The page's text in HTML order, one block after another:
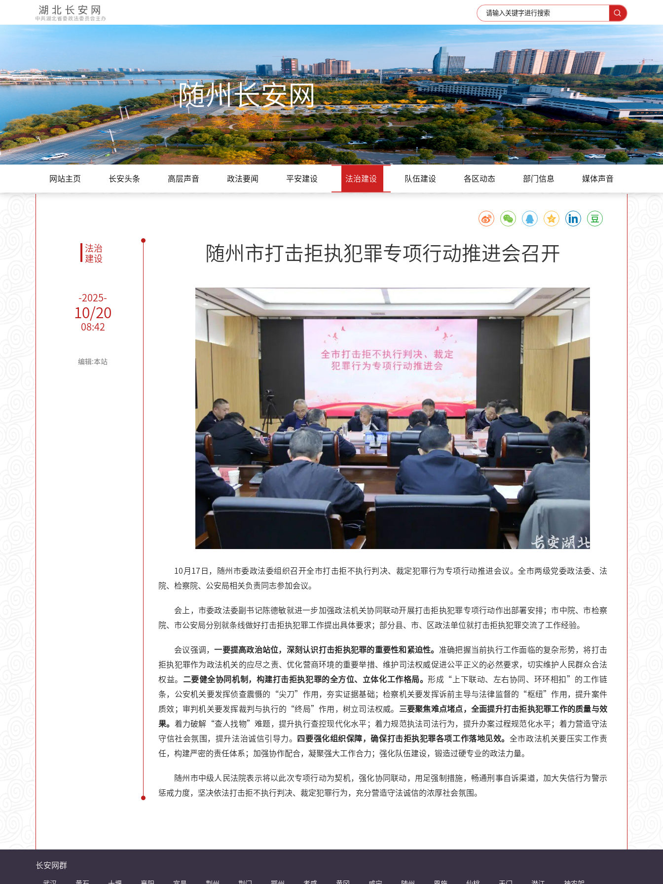
随州长安网
网站主页 长安头条 高层声音 政法要闻 平安建设 法治建设 队伍建设 各区动态 部门信息 媒体声音
法治
建设
-2025-
10/20
08:42
编辑:本站
随州市打击拒执犯罪专项行动推进会召开
10月17日，随州市委政法委组织召开全市打击拒不执行判决、裁定犯罪行为专项行动推进会议。全市两级党委政法委、法
院、检察院、公安局相关负责同志参加会议。
会上，市委政法委副书记陈德敏就进一步加强政法机关协同联动开展打击拒执犯罪专项行动作出部署安排；市中院、市检察
院、市公安局分别就条线做好打击拒执犯罪工作提出具体要求；部分县、市、区政法单位就打击拒执犯罪交流了工作经验。
会议强调，一要提高政治站位，深刻认识打击拒执犯罪的重要性和紧迫性。 准确把握当前执行工作面临的复杂形势，将打击
拒执犯罪作为政法机关的应尽之责、优化营商环境的重要举措、维护司法权威促进公平正义的必然要求，切实维护人民群众合法
权益。
二要健全协同机制，构建打击拒执犯罪的全方位、立体化工作格局。形成“上下联动、左右协同、环环相扣”的工作链
条，公安机关要发挥侦查震慑的“尖刀”作用，夯实证据基础；检察机关要发挥诉前主导与法律监督的“枢纽”作用，提升案件
质效；审判机关要发挥裁判与执行的“终局”作用，树立司法权威。
三要聚焦难点堵点，全面提升打击拒执犯罪工作的质量与效
果。 着力破解“查人找物”难题，提升执行查控现代化水平；着力规范执法司法行为，提升办案过程规范化水平；着力营造守法
守信社会氛围，提升法治诚信引导力。
四要强化组织保障，确保打击拒执犯罪各项工作落地见效。 全市政法机关要压实工作责
任，构建严密的责任体系；加强协作配合，凝聚强大工作合力；强化队伍建设，锻造过硬专业的政法力量。
随州市中级人民法院表示将以此次专项行动为契机，强化协同联动，用足强制措施，畅通刑事自诉渠道，加大失信行为警示
惩戒力度，坚决依法打击拒不执行判决、裁定犯罪行为，充分营造守法诚信的浓厚社会氛围。
长安网群